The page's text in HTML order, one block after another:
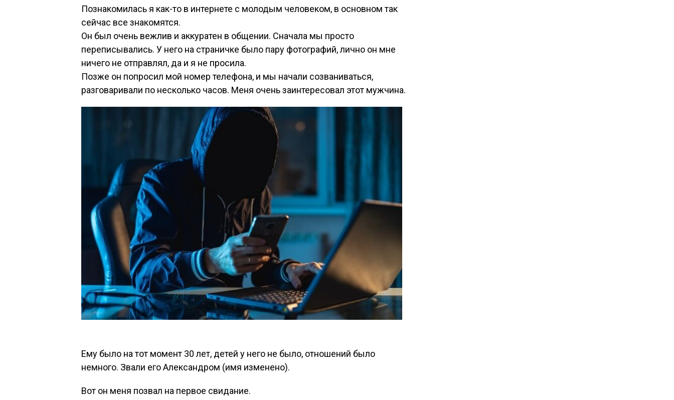
Познакомилась я как-то в интернете с молодым человеком, в основном так
сейчас все знакомятся.
Он был очень вежлив и аккуратен в общении. Сначала мы просто
переписывались. У него на страничке было пару фотографий, лично он мне
ничего не отправлял, да и я не просила.
Позже он попросил мой номер телефона, и мы начали созваниваться,
разговаривали по несколько часов. Меня очень заинтересовал этот мужчина.
Ему было на тот момент 30 лет, детей у него не было, отношений было
немного. Звали его Александром (имя изменено).
Вот он меня позвал на первое свидание.